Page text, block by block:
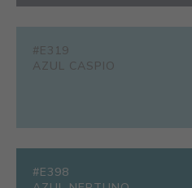
#E319
AZUL CASPIO
#E398